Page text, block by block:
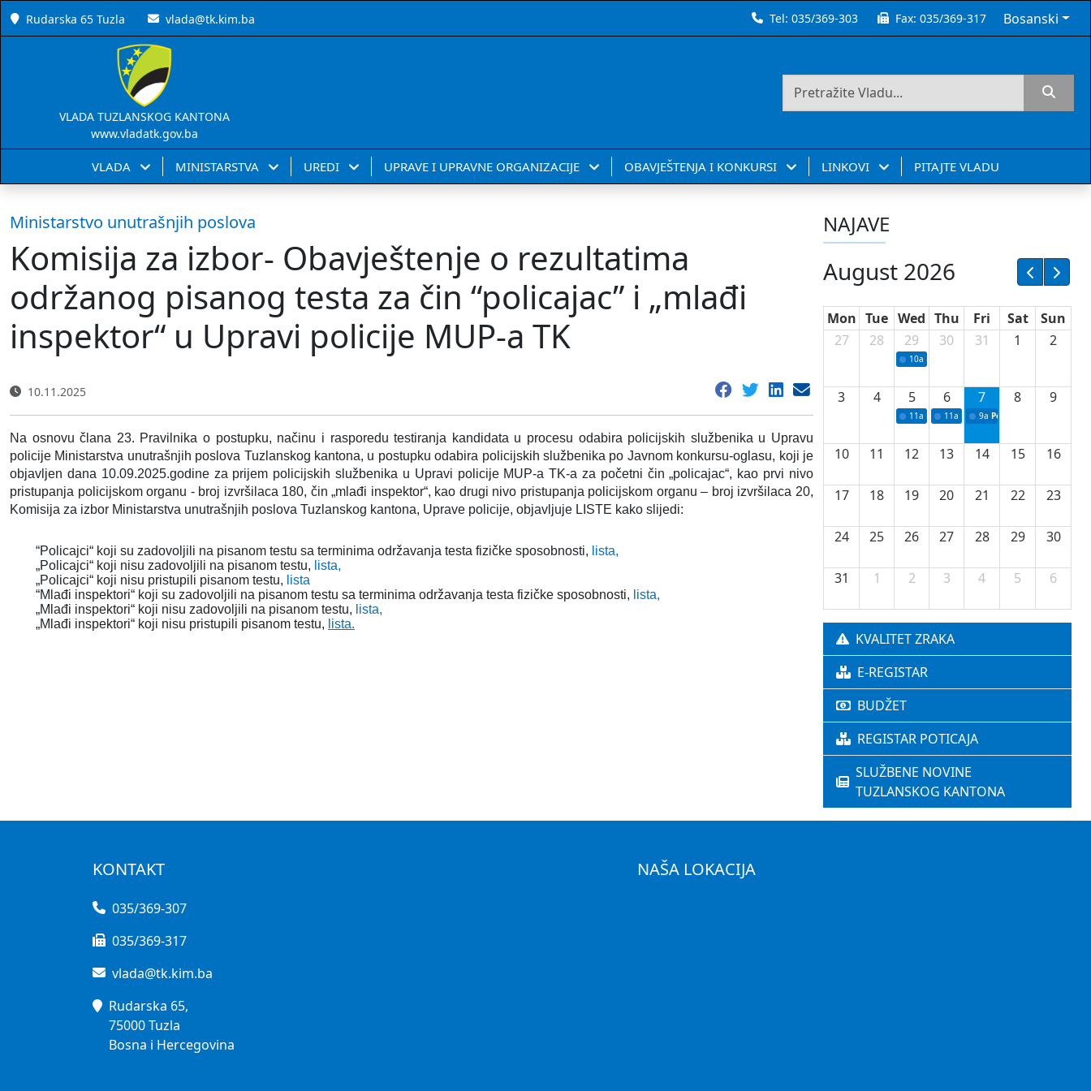
Rudarska 65 Tuzla vlada@tk.kim.ba Tel:035/369-303 Fax:035/369-317 Bosanski
VLADA TUZLANSKOG KANTONA
www.vladatk.gov.ba
VLADA MINISTARSTVA UREDI UPRAVE I UPRAVNE ORGANIZACIJE OBAVJEŠTENJA I KONKURSI LINKOVI PITAJTE VLADU
Ministarstvo unutrašnjih poslova
Komisija za izbor- Obavještenje o rezultatima
održanog pisanog testa za čin “policajac” i „mlađi
inspektor“ u Upravi policije MUP-a TK
10.11.2025
Na osnovu člana 23. Pravilnika o postupku, načinu i rasporedu testiranja kandidata u procesu odabira policijskih službenika u Upravu
policije Ministarstva unutrašnjih poslova Tuzlanskog kantona, u postupku odabira policijskih službenika po Javnom konkursu-oglasu, koji je
objavljen dana 10.09.2025.godine za prijem policijskih službenika u Upravi policije MUP-a TK-a za početni čin „policajac“, kao prvi nivo
pristupanja policijskom organu - broj izvršilaca 180, čin „mlađi inspektor“, kao drugi nivo pristupanja policijskom organu – broj izvršilaca 20,
Komisija za izbor Ministarstva unutrašnjih poslova Tuzlanskog kantona, Uprave policije, objavljuje LISTE kako slijedi:
“Policajci“ koji su zadovoljili na pisanom testu sa terminima održavanja testa fizičke sposobnosti, lista,
„Policajci“ koji nisu zadovoljili na pisanom testu, lista,
„Policajci“ koji nisu pristupili pisanom testu, lista
“Mlađi inspektori“ koji su zadovoljili na pisanom testu sa terminima održavanja testa fizičke sposobnosti, lista,
„Mlađi inspektori“ koji nisu zadovoljili na pisanom testu, lista,
„Mlađi inspektori“ koji nisu pristupili pisanom testu, lista.
NAJAVE
August 2026
Mon Tue Wed Thu Fri Sat
Sun
27
28 29
10a Potpisivanje ugovora sa neprofitnim
30 31 1 2
3 4 5
11a Potpisivanje ugovora o stipendijama
6
11a Podrška razvoju vodne
7
9a Početak izgradnje nove
8 9
10 11 12 13 14 15 16
17 18 19 20 21 22 23
24 25 26 27 28 29 30
31 1 2 3 4 5 6
KVALITET ZRAKA
E-REGISTAR
BUDŽET
REGISTAR POTICAJA
SLUŽBENE NOVINE
TUZLANSKOG KANTONA
KONTAKT
035/369-307
035/369-317
vlada@tk.kim.ba
Rudarska 65,
75000 Tuzla
Bosna i Hercegovina
NAŠA LOKACIJA